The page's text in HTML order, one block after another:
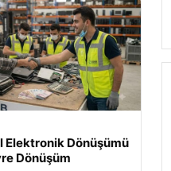
Elektronik Dönüşümü
Dönüşüm